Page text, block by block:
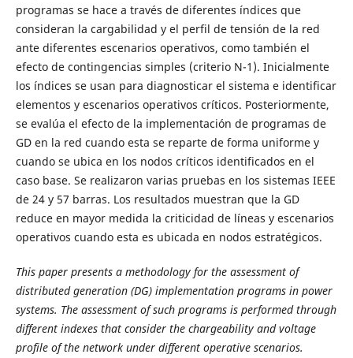
programas se hace a través de diferentes índices que
consideran la cargabilidad y el perfil de tensión de la red
ante diferentes escenarios operativos, como también el
efecto de contingencias simples (criterio N-1). Inicialmente
los índices se usan para diagnosticar el sistema e identificar
elementos y escenarios operativos críticos. Posteriormente,
se evalúa el efecto de la implementación de programas de
GD en la red cuando esta se reparte de forma uniforme y
cuando se ubica en los nodos críticos identificados en el
caso base. Se realizaron varias pruebas en los sistemas IEEE
de 24 y 57 barras. Los resultados muestran que la GD
reduce en mayor medida la criticidad de líneas y escenarios
operativos cuando esta es ubicada en nodos estratégicos.
This paper presents a methodology for the assessment of
distributed generation (DG) implementation programs in power
systems. The assessment of such programs is performed through
different indexes that consider the chargeability and voltage
profile of the network under different operative scenarios.